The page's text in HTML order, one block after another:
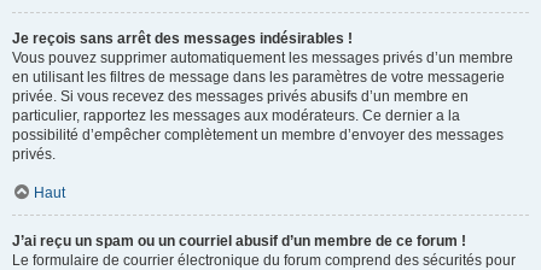
Je reçois sans arrêt des messages indésirables !
Vous pouvez supprimer automatiquement les messages privés d’un membre
en utilisant les filtres de message dans les paramètres de votre messagerie
privée. Si vous recevez des messages privés abusifs d’un membre en
particulier, rapportez les messages aux modérateurs. Ce dernier a la
possibilité d’empêcher complètement un membre d’envoyer des messages
privés.
Haut
J’ai reçu un spam ou un courriel abusif d’un membre de ce forum !
Le formulaire de courrier électronique du forum comprend des sécurités pour